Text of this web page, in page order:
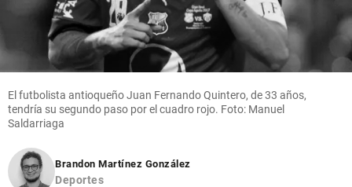
Columnistas
Competencia
share
El futbolista antioqueño Juan Fernando Quintero, de 33 años,
tendría su segundo paso por el cuadro rojo. Foto: Manuel
Saldarriaga
Brandon Martínez González
Deportes